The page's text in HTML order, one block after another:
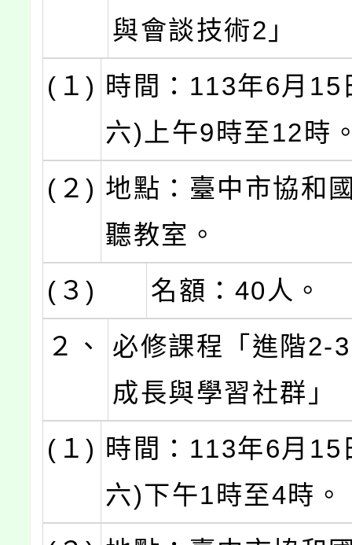
與會談技術2」
(１) 時間：113年6月15
六)上午9時至12時
(２) 地點：臺中市協和
聽教室。
(３)
名額：40人。
２、
必修課程「進階2-
成長與學習社群」
(１) 時間：113年6月15
六)下午1時至4時。